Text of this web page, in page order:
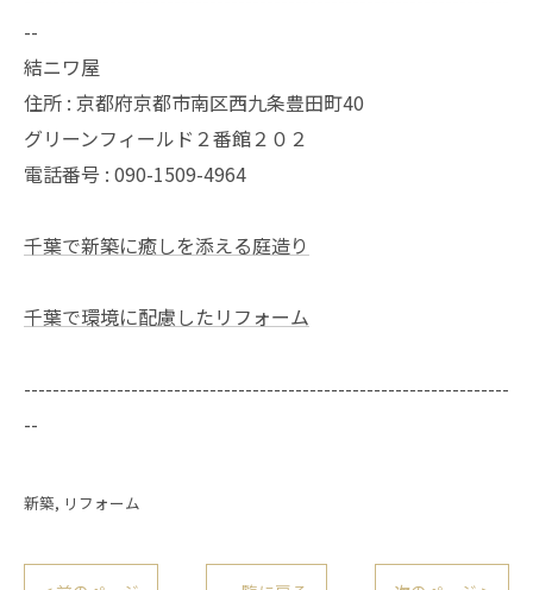
--
結ニワ屋
住所 : 京都府京都市南区西九条豊田町40
グリーンフィールド２番館２０２
電話番号 : 090-1509-4964
千葉で新築に癒しを添える庭造り
千葉で環境に配慮したリフォーム
--------------------------------------------------------------------
--
新築 リフォーム